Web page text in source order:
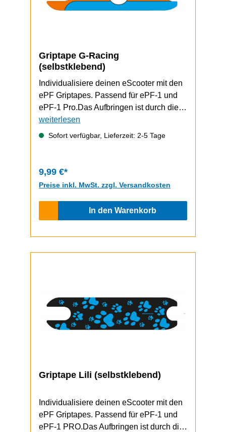
Griptape G-Racing
(selbstklebend)
Individualisiere deinen eScooter mit den
ePF Griptapes. Passend für ePF-1 und
ePF-1 Pro.Das Aufbringen ist durch die
selbstklebende Unterseite schnell und
einfach durchzuführen.ePF-1 / ePF-1
weiterlesen
Sofort verfügbar, Lieferzeit: 2-5 Tage
9,99 €*
Preise inkl. MwSt. zzgl. Versandkosten
In den Warenkorb
Griptape Lili (selbstklebend)
Individualisiere deinen eScooter mit den
ePF Griptapes. Passend für ePF-1 und
ePF-1 PRO.Das Aufbringen ist durch die